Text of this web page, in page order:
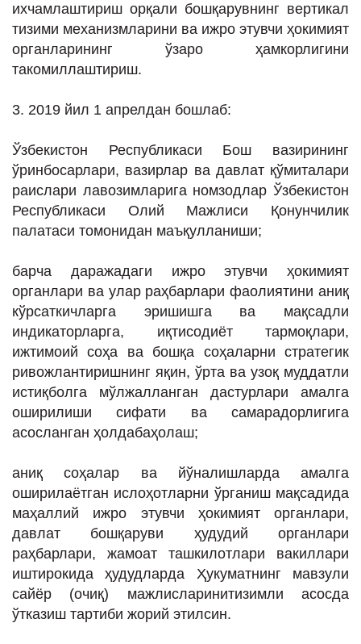
ихчамлаштириш орқали бошқарувнинг вертикал
тизими механизмларини ва ижро этувчи ҳокимият
органларининг ўзаро ҳамкорлигини
такомиллаштириш.
3. 2019 йил 1 апрелдан бошлаб:
Ўзбекистон Республикаси Бош вазирининг
ўринбосарлари, вазирлар ва давлат қўмиталари
раислари лавозимларига номзодлар Ўзбекистон
Республикаси Олий Мажлиси Қонунчилик
палатаси томонидан маъқулланиши;
барча даражадаги ижро этувчи ҳокимият
органлари ва улар раҳбарлари фаолиятини аниқ
кўрсаткичларга эришишга ва мақсадли
индикаторларга, иқтисодиёт тармоқлари,
ижтимоий соҳа ва бошқа соҳаларни стратегик
ривожлантиришнинг яқин, ўрта ва узоқ муддатли
истиқболга мўлжалланган дастурлари амалга
оширилиши сифати ва самарадорлигига
асосланган ҳолдабаҳолаш;
аниқ соҳалар ва йўналишларда амалга
оширилаётган ислоҳотларни ўрганиш мақсадида
маҳаллий ижро этувчи ҳокимият органлари,
давлат бошқаруви ҳудудий органлари
раҳбарлари, жамоат ташкилотлари вакиллари
иштирокида ҳудудларда Ҳукуматнинг мавзули
сайёр (очиқ) мажлисларинитизимли асосда
ўтказиш тартиби жорий этилсин.